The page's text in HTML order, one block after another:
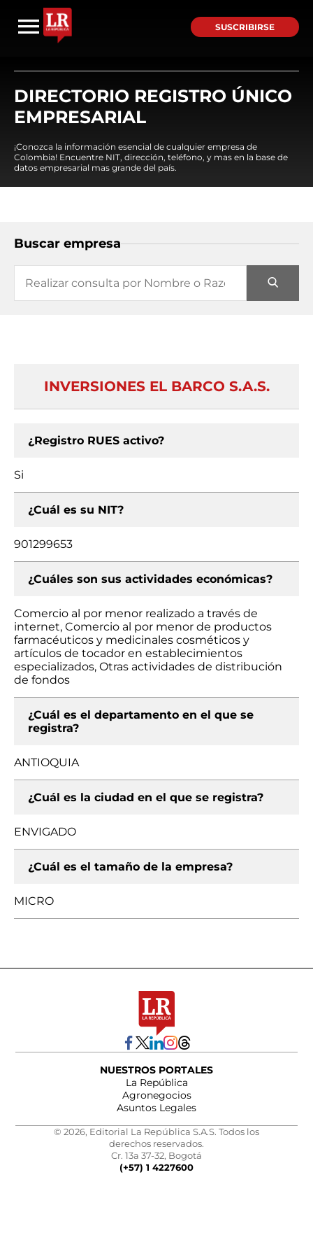
SUSCRIBIRSE
DIRECTORIO REGISTRO ÚNICO
EMPRESARIAL
¡Conozca la información esencial de cualquier empresa de
Colombia! Encuentre NIT, dirección, teléfono, y mas en la base de
datos empresarial mas grande del país.
Buscar empresa
INVERSIONES EL BARCO S.A.S.
¿Registro RUES activo?
Si
¿Cuál es su NIT?
901299653
¿Cuáles son sus actividades económicas?
Comercio al por menor realizado a través de
internet, Comercio al por menor de productos
farmacéuticos y medicinales cosméticos y
artículos de tocador en establecimientos
especializados, Otras actividades de distribución
de fondos
¿Cuál es el departamento en el que se
registra?
ANTIOQUIA
¿Cuál es la ciudad en el que se registra?
ENVIGADO
¿Cuál es el tamaño de la empresa?
MICRO
NUESTROS PORTALES
La República
Agronegocios
Asuntos Legales
© 2026, Editorial La República S.A.S. Todos los
derechos reservados.
Cr. 13a 37-32, Bogotá
(+57) 1 4227600